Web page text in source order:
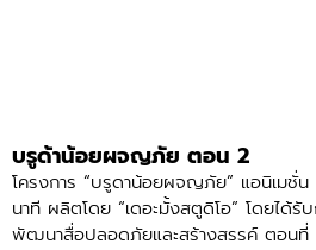
บรูด้าน้อยผจญภัย ตอน 2
โครงการ “บรูดาน้อยผจญภัย” แอนิเมชั่น
นาที ผลิตโดย “เดอะมั้งสตูดิโอ” โดยได้
พัฒนาสื่อปลอดภัยและสร้างสรรค์ ตอนที่